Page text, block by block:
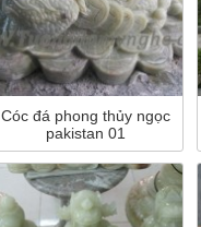
Cóc đá phong thủy ngọc
pakistan 01